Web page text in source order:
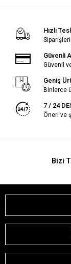
Hızlı
Güvenli
Güvenli
Geniş
Binlerce
7 / 24
Öneri ve
Bizi